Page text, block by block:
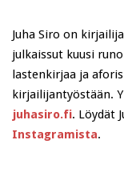
Juha Siro on
julkaissut kuusi
lastenkirjaa ja
kirjailijantyöstään.
juhasiro.fi. Löydät
Instagramista.